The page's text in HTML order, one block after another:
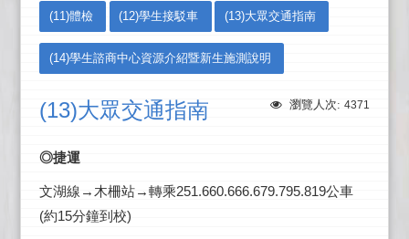
(11)體檢 (12)學生接駁車 (13)大眾交通指南
(14)學生諮商中心資源介紹暨新生施測說明
瀏覽人次: 4371
(13)大眾交通指南
◎捷運
文湖線→木柵站→轉乘251.660.666.679.795.819公車
(約15分鐘到校)